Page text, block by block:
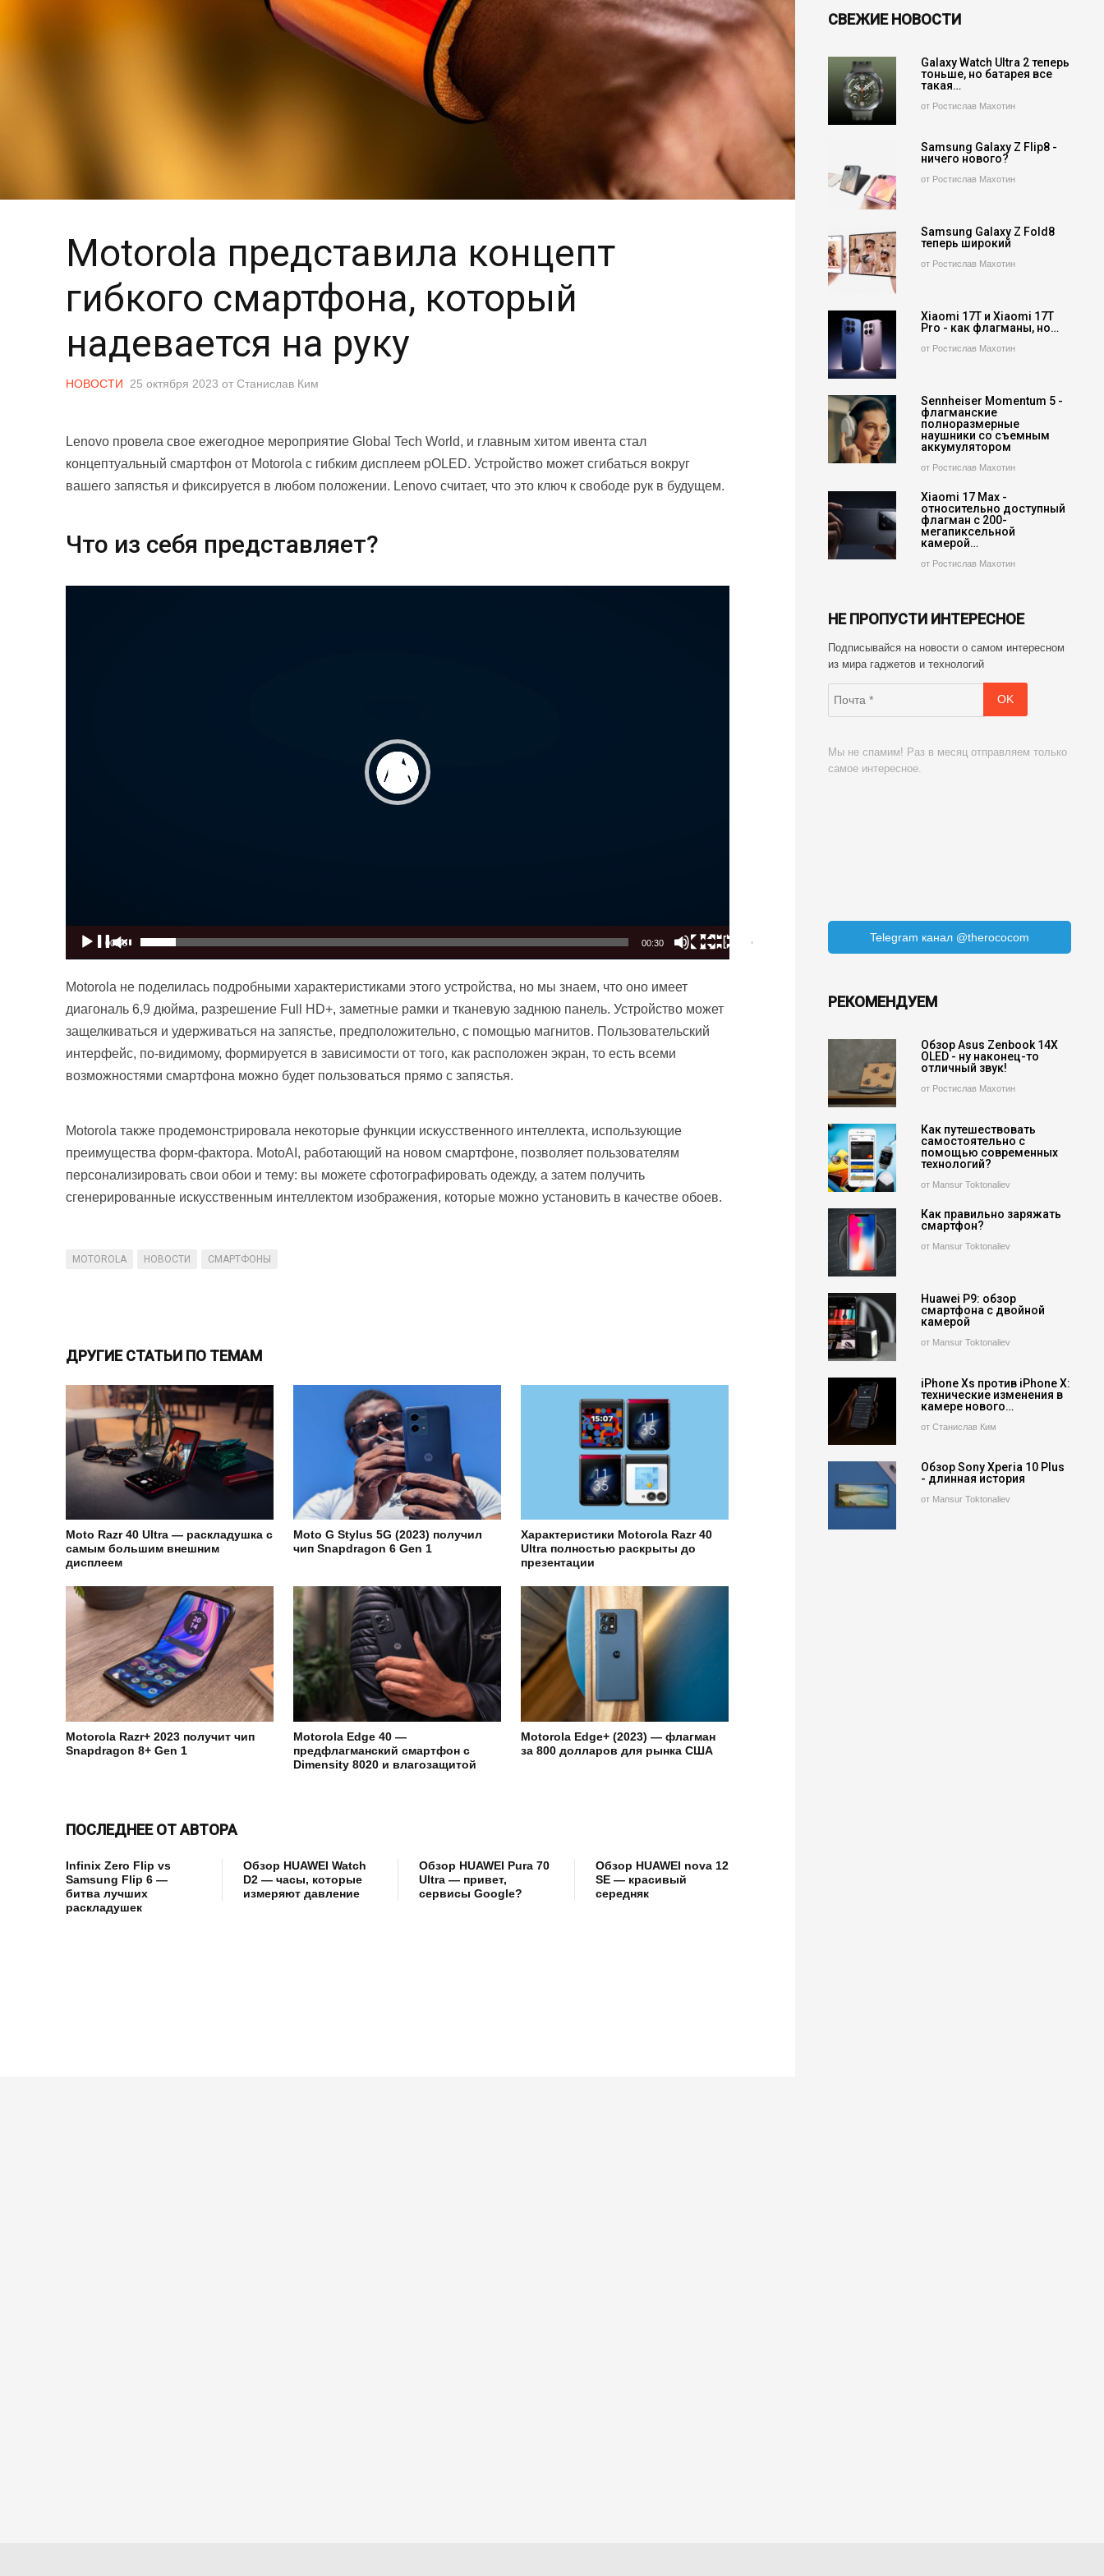
Motorola представила концепт
гибкого смартфона, который
надевается на руку
НОВОСТИ 25 октября 2023 от Станислав Ким
Lenovo провела свое ежегодное мероприятие Global Tech World, и главным хитом ивента стал
концептуальный смартфон от Motorola с гибким дисплеем pOLED. Устройство может сгибаться вокруг
вашего запястья и фиксируется в любом положении. Lenovo считает, что это ключ к свободе рук в будущем.
Что из себя представляет?
00:00 00:30
Motorola не поделилась подробными характеристиками этого устройства, но мы знаем, что оно имеет
диагональ 6,9 дюйма, разрешение Full HD+, заметные рамки и тканевую заднюю панель. Устройство может
защелкиваться и удерживаться на запястье, предположительно, с помощью магнитов. Пользовательский
интерфейс, по-видимому, формируется в зависимости от того, как расположен экран, то есть всеми
возможностями смартфона можно будет пользоваться прямо с запястья.
Motorola также продемонстрировала некоторые функции искусственного интеллекта, использующие
преимущества форм-фактора. MotoAI, работающий на новом смартфоне, позволяет пользователям
персонализировать свои обои и тему: вы можете сфотографировать одежду, а затем получить
сгенерированные искусственным интеллектом изображения, которые можно установить в качестве обоев.
MOTOROLA НОВОСТИ СМАРТФОНЫ
ДРУГИЕ СТАТЬИ ПО ТЕМАМ
Moto Razr 40 Ultra — раскладушка с
самым большим внешним
дисплеем
Moto G Stylus 5G (2023) получил
чип Snapdragon 6 Gen 1
Характеристики Motorola Razr 40
Ultra полностью раскрыты до
презентации
Motorola Razr+ 2023 получит чип
Snapdragon 8+ Gen 1
Motorola Edge 40 —
предфлагманский смартфон с
Dimensity 8020 и влагозащитой
Motorola Edge+ (2023) — флагман
за 800 долларов для рынка США
ПОСЛЕДНЕЕ ОТ АВТОРА
Infinix Zero Flip vs
Samsung Flip 6 —
битва лучших
раскладушек
Обзор HUAWEI Watch
D2 — часы, которые
измеряют давление
Обзор HUAWEI Pura 70
Ultra — привет,
сервисы Google?
Обзор HUAWEI nova 12
SE — красивый
середняк
СВЕЖИЕ НОВОСТИ
Galaxy Watch Ultra 2 теперь
тоньше, но батарея все
такая…
от Ростислав Махотин
Samsung Galaxy Z Flip8 -
ничего нового?
от Ростислав Махотин
Samsung Galaxy Z Fold8
теперь широкий
от Ростислав Махотин
Xiaomi 17T и Xiaomi 17T
Pro - как флагманы, но…
от Ростислав Махотин
Sennheiser Momentum 5 -
флагманские
полноразмерные
наушники со съемным
аккумулятором
от Ростислав Махотин
Xiaomi 17 Max -
относительно доступный
флагман с 200-
мегапиксельной
камерой…
от Ростислав Махотин
НЕ ПРОПУСТИ ИНТЕРЕСНОЕ
Подписывайся на новости о самом интересном
из мира гаджетов и технологий
Мы не спамим! Раз в месяц отправляем только
самое интересное.
Telegram канал @therococom
РЕКОМЕНДУЕМ
Обзор Asus Zenbook 14X
OLED - ну наконец-то
отличный звук!
от Ростислав Махотин
Как путешествовать
самостоятельно с
помощью современных
технологий?
от Mansur Toktonaliev
Как правильно заряжать
смартфон?
от Mansur Toktonaliev
Huawei P9: обзор
смартфона с двойной
камерой
от Mansur Toktonaliev
iPhone Xs против iPhone X:
технические изменения в
камере нового…
от Станислав Ким
Обзор Sony Xperia 10 Plus
- длинная история
от Mansur Toktonaliev